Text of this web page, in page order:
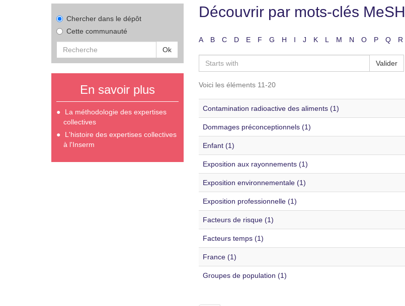
Chercher dans le dépôt
Cette communauté
Ok
En savoir plus
La méthodologie des expertises
collectives
L'histoire des expertises collectives
à l'Inserm
Découvrir par mots-clés MeSH
A B C D E F G H I J K L M N O P Q R
Valider
Voici les éléments 11-20
Contamination radioactive des aliments (1)
Dommages préconceptionnels (1)
Enfant (1)
Exposition aux rayonnements (1)
Exposition environnementale (1)
Exposition professionnelle (1)
Facteurs de risque (1)
Facteurs temps (1)
France (1)
Groupes de population (1)